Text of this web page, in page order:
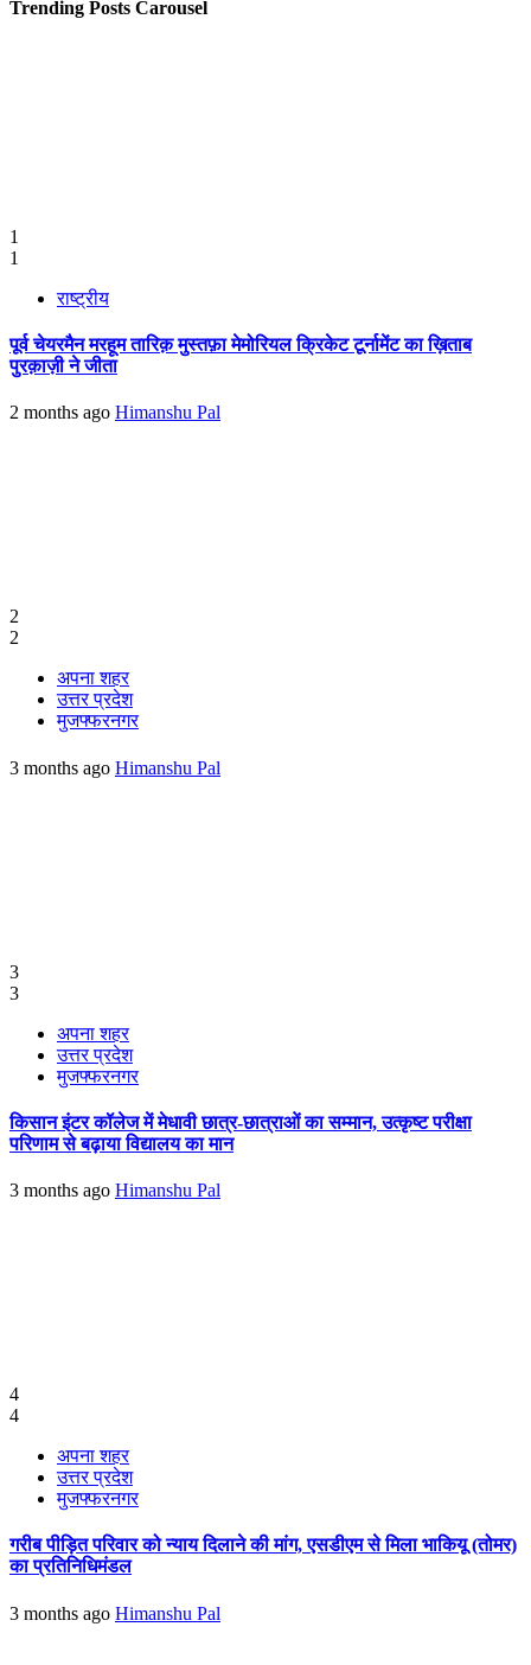
Trending Posts Carousel
1
1
राष्ट्रीय
पूर्व चेयरमैन मरहूम तारिक़ मुस्तफ़ा मेमोरियल क्रिकेट टूर्नामेंट का ख़िताब
पुरक़ाज़ी ने जीता
2 months ago Himanshu Pal
2
2
अपना शहर
उत्तर प्रदेश
मुजफ्फरनगर
3 months ago Himanshu Pal
3
3
अपना शहर
उत्तर प्रदेश
मुजफ्फरनगर
किसान इंटर कॉलेज में मेधावी छात्र-छात्राओं का सम्मान, उत्कृष्ट परीक्षा
परिणाम से बढ़ाया विद्यालय का मान
3 months ago Himanshu Pal
4
4
अपना शहर
उत्तर प्रदेश
मुजफ्फरनगर
गरीब पीड़ित परिवार को न्याय दिलाने की मांग, एसडीएम से मिला भाकियू (तोमर)
का प्रतिनिधिमंडल
3 months ago Himanshu Pal